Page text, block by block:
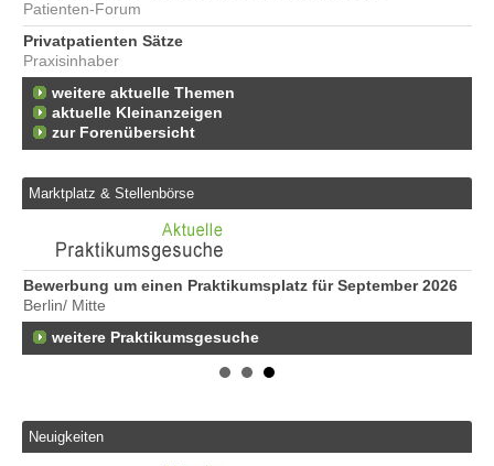
Patienten-Forum
Privatpatienten Sätze
Praxisinhaber
weitere aktuelle Themen
aktuelle Kleinanzeigen
zur Forenübersicht
Marktplatz & Stellenbörse
Bewerbung um einen Praktikumsplatz für September 2026
Berlin/ Mitte
weitere Praktikumsgesuche
Neuigkeiten